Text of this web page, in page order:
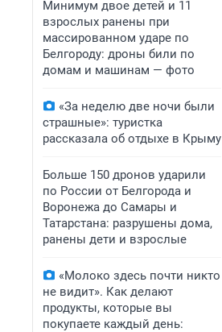
Минимум двое детей и 11
взрослых ранены при
массированном ударе по
Белгороду: дроны били по
домам и машинам — фото
«За неделю две ночи были
страшные»: туристка
рассказала об отдыхе в Крыму
Больше 150 дронов ударили
по России от Белгорода и
Воронежа до Самары и
Татарстана: разрушены дома,
ранены дети и взрослые
«Молоко здесь почти никто
не видит». Как делают
продукты, которые вы
покупаете каждый день: